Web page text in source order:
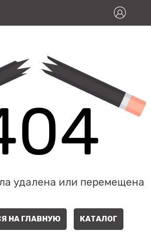
удалена или перемещена
НА ГЛАВНУЮ КАТАЛОГ